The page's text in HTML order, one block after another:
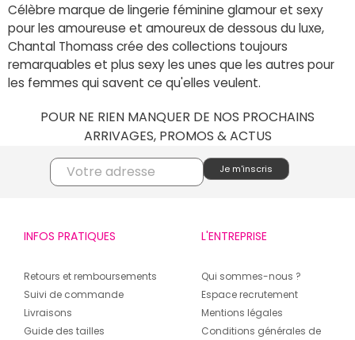
Célèbre marque de lingerie féminine glamour et sexy
pour les amoureuse et amoureux de dessous du luxe,
Chantal Thomass crée des collections toujours
remarquables et plus sexy les unes que les autres pour
les femmes qui savent ce qu'elles veulent.
POUR NE RIEN MANQUER DE NOS PROCHAINS
ARRIVAGES, PROMOS & ACTUS
INFOS PRATIQUES
Retours et remboursements
Suivi de commande
Livraisons
Guide des tailles
L'ENTREPRISE
Qui sommes-nous ?
Espace recrutement
Mentions légales
Conditions générales de